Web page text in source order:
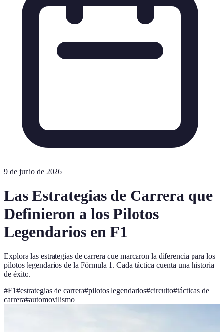
9 de junio de 2026
Las Estrategias de Carrera que
Definieron a los Pilotos
Legendarios en F1
Explora las estrategias de carrera que marcaron la diferencia para los
pilotos legendarios de la Fórmula 1. Cada táctica cuenta una historia
de éxito.
#F1#estrategias de carrera#pilotos legendarios#circuito#tácticas de
carrera#automovilismo